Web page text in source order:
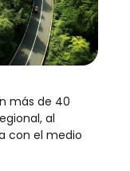
más de 40
al
con el medio